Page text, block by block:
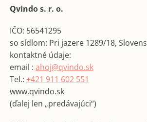
Qvindo s. r. o.
IČO: 56541295
so sídlom: Pri jazere 1289/18,
kontaktné údaje:
email : ahoj@qvindo.sk
Tel.: +421 911 602 551
www.qvindo.sk
(ďalej len „predávajúci“)
Hľadať
O
d
p
o